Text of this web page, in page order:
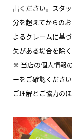
出ください。スタ
分を超えてからの
よるクレームに基
失がある場合を除く)
※ 当店の個人情報
ーをご確認ください
ご理解とご協力の